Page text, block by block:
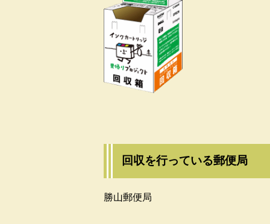
回収を行っている郵便局
勝山郵便局